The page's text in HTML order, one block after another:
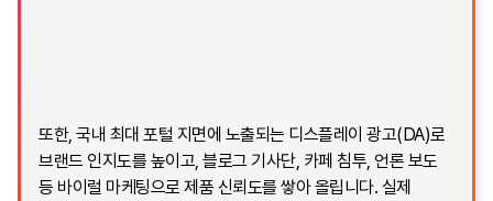
또한, 국내 최대 포털 지면에 노출되는 디스플레이 광고(DA)로
브랜드 인지도를 높이고, 블로그 기사단, 카페 침투, 언론 보도
등 바이럴 마케팅으로 제품 신뢰도를 쌓아 올립니다. 실제